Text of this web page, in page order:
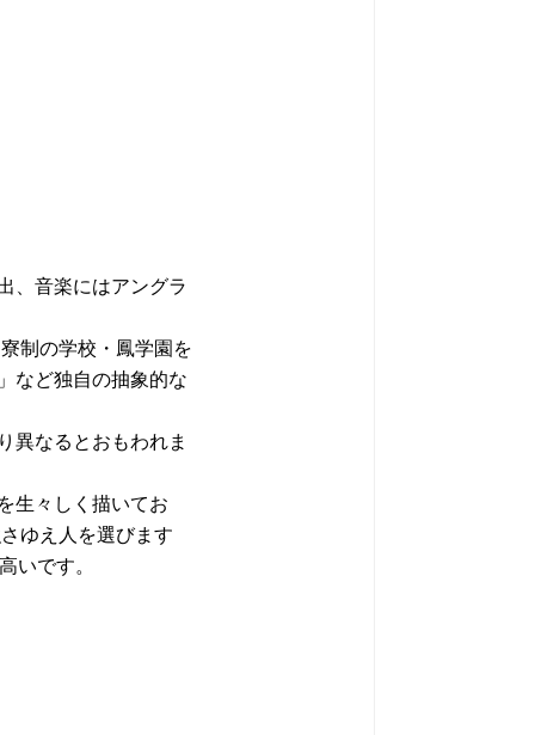
、音楽にはアングラ
制の学校・鳳学園を
など独自の抽象的な
異なるとおもわれま
生々しく描いてお
ゆえ人を選びます
いです。